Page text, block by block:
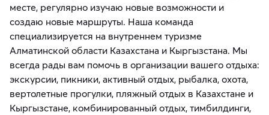
месте, регулярно изучаю новые возможности и
создаю новые маршруты. Наша команда
специализируется на внутреннем туризме
Алматинской области Казахстана и Кыргызстана. Мы
всегда рады вам помочь в организации вашего отдыха:
экскурсии, пикники, активный отдых, рыбалка, охота,
вертолетные прогулки, пляжный отдых в Казахстане и
Кыргызстане, комбинированный отдых, тимбилдинги,